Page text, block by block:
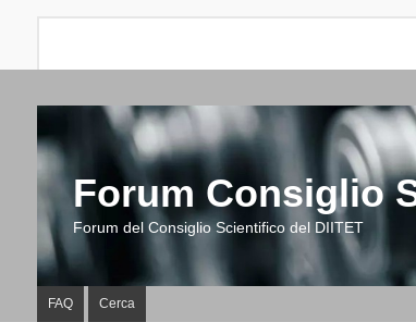
Forum Consiglio
Forum del Consiglio Scientifico del DIITET
FAQ Cerca